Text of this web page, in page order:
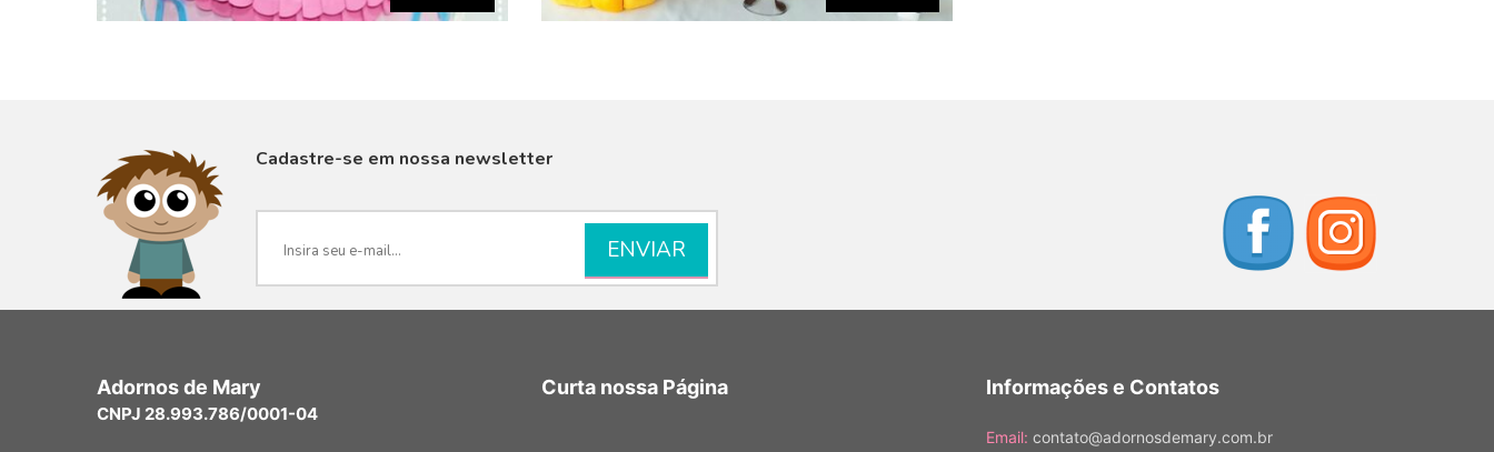
VISUALIZAR VISUALIZAR
Cadastre-se em nossa newsletter
Adornos de Mary
CNPJ 28.993.786/0001-04
Curta nossa Página Informações e Contatos
Email: contato@adornosdemary.com.br